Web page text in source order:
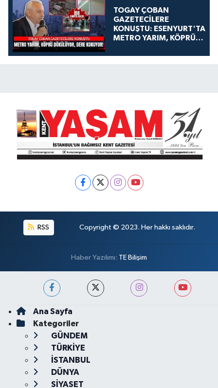
TOGAY ÇOBAN
GAZETECİLERE
KONUŞTU: ESENYURT'TA
METRO YARIM, KÖPRÜ
KOKUYOR!
RSS Copyright © 2023. Her hakkı saklıdır.
Haber Yazılımı: TE Bilişim
Ana Sayfa
Kategoriler
GÜNDEM
TÜRKİYE
İSTANBUL
DÜNYA
SİYASET